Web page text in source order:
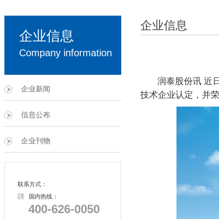
企业信息
Company information
企业新闻
信息公布
企业刊物
联系方式：
国内热线：
400-626-0050
企业信息
润泰股份讯 近日
技术企业认定，并